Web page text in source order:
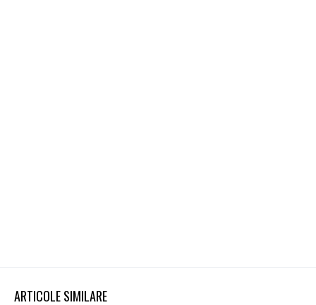
ARTICOLE SIMILARE